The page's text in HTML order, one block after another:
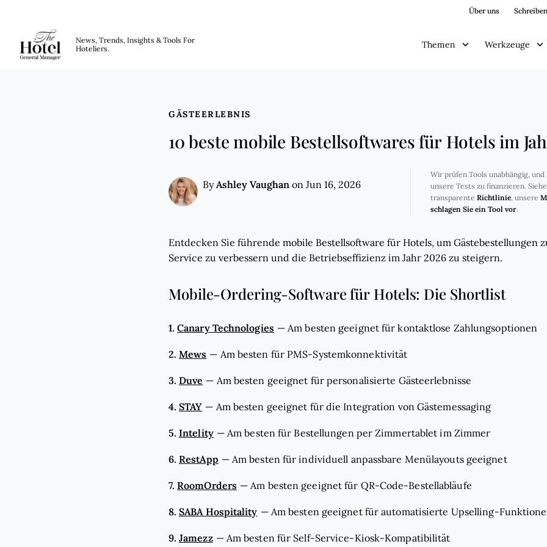
Über uns
News, Trends, Insights & Tools For
Hoteliers.
Themen Werkzeuge
GÄSTEERLEBNIS
10 beste mobile Bestellsoftwares für Hotels im
ByAshley Vaughanon Jun 16, 2026
Wir prüfen Tools unabhängig,
unsere Tests zu finanzieren.
transparente Richtlinie, unsere
schlagen Sie ein Tool vor.
Entdecken Sie führende mobile Bestellsoftware für Hotels, um Gästebestellungen
Service zu verbessern und die Betriebseffizienz im Jahr 2026 zu steigern.
Mobile-Ordering-Software für Hotels: Die Shortlist
1. Canary Technologies — Am besten geeignet für kontaktlose Zahlungsoptionen
2. Mews — Am besten für PMS-Systemkonnektivität
3. Duve — Am besten geeignet für personalisierte Gästeerlebnisse
4. STAY — Am besten geeignet für die Integration von Gästemessaging
5. Intelity — Am besten für Bestellungen per Zimmertablet im Zimmer
6. RestApp — Am besten für individuell anpassbare Menülayouts geeignet
7. RoomOrders — Am besten geeignet für QR-Code-Bestellabläufe
8. SABA Hospitality — Am besten geeignet für automatisierte Upselling-
9. Jamezz — Am besten für Self-Service-Kiosk-Kompatibilität